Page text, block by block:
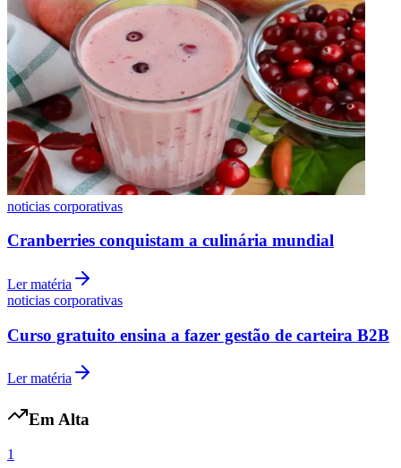
Atlético-MG
noticias corporativas
Cranberries conquistam a culinária mundial
Ler matéria
noticias corporativas
Curso gratuito ensina a fazer gestão de carteira B2B
Ler matéria
Em Alta
1